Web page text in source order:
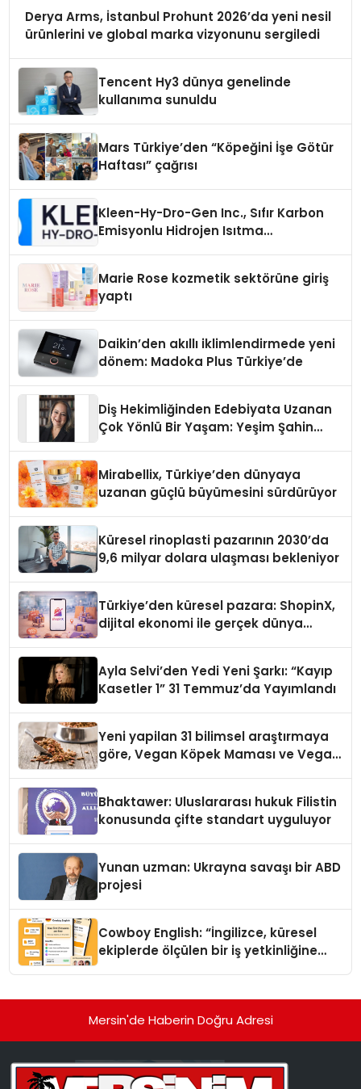
Derya Arms, İstanbul Prohunt 2026’da yeni nesil
ürünlerini ve global marka vizyonunu sergiledi
Tencent Hy3 dünya genelinde
kullanıma sunuldu
Mars Türkiye’den “Köpeğini İşe Götür
Haftası” çağrısı
Kleen-Hy-Dro-Gen Inc., Sıfır Karbon
Emisyonlu Hidrojen Isıtma
Marie Rose kozmetik sektörüne giriş
yaptı
Daikin’den akıllı iklimlendirmede yeni
dönem: Madoka Plus Türkiye’de
Diş Hekimliğinden Edebiyata Uzanan
Çok Yönlü Bir Yaşam: Yeşim Şahin
Mirabellix, Türkiye’den dünyaya
uzanan güçlü büyümesini sürdürüyor
Küresel rinoplasti pazarının 2030’da
9,6 milyar dolara ulaşması bekleniyor
Türkiye’den küresel pazara: ShopinX,
dijital ekonomi ile gerçek dünya
Ayla Selvi’den Yedi Yeni Şarkı: “Kayıp
Kasetler 1” 31 Temmuz’da Yayımlandı
Yeni yapilan 31 bilimsel araştırmaya
göre, Vegan Köpek Maması ve Vegan
Bhaktawer: Uluslararası hukuk Filistin
konusunda çifte standart uyguluyor
Yunan uzman: Ukrayna savaşı bir ABD
projesi
Cowboy English: “İngilizce, küresel
ekiplerde ölçülen bir iş yetkinliğine
Mersin'de Haberin Doğru Adresi